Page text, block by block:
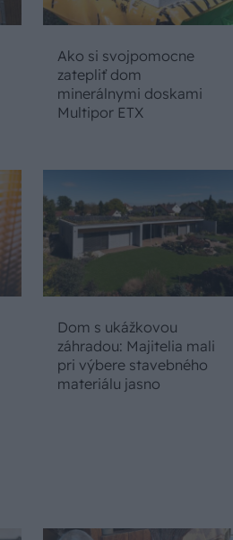
Ako si svojpomocne
zatepliť dom
minerálnymi doskami
Multipor ETX
Dom s ukážkovou
záhradou: Majitelia mali
pri výbere stavebného
materiálu jasno